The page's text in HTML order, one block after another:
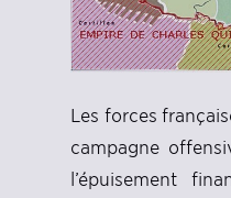
Les forces
campagne
l’épuisement